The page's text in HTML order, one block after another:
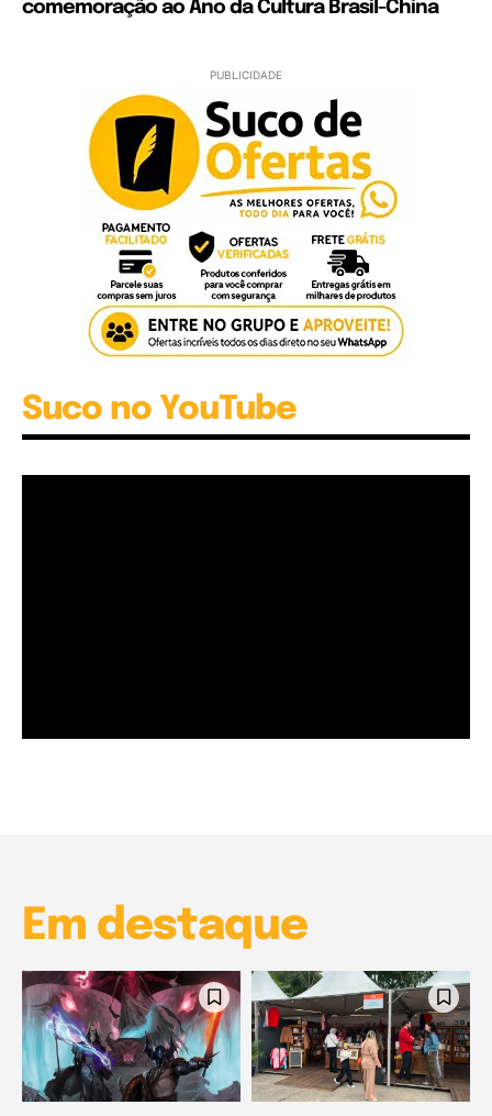
comemoração ao Ano da Cultura Brasil-China
PUBLICIDADE
Suco no YouTube
Em destaque